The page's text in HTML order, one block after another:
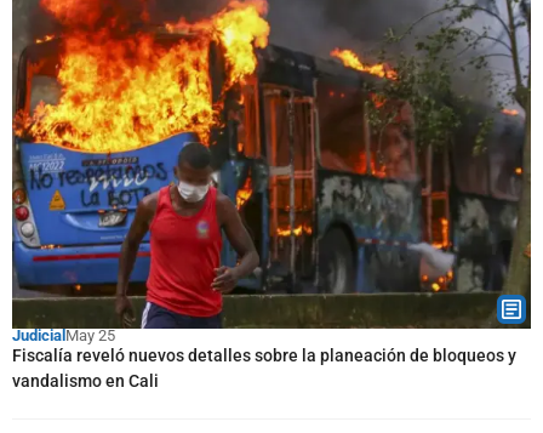
JudicialMay 25
Fiscalía reveló nuevos detalles sobre la planeación de bloqueos y
vandalismo en Cali